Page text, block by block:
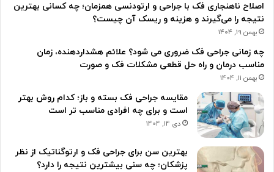
اصلاح ناهنجاری فک با جراحی و ارتودنسی همزمان؛ چه کسانی بهترین
نتیجه را می‌گیرند و هزینه و ریسک آن چیست؟
بهمن 19, 1404
چه زمانی جراحی فک ضروری می شود؟ علائم هشداردهنده، زمان
مناسب درمان و راه حل قطعی مشکلات فک و صورت
بهمن 11, 1404
مقایسه جراحی فک بسته و باز؛ کدام روش بهتر
است و برای چه افرادی مناسب تر است
دی 14, 1404
بهترین سن برای جراحی فک و ارتوگناتیک از نظر
پزشکان؛ چه سنی بیشترین نتیجه را دارد؟